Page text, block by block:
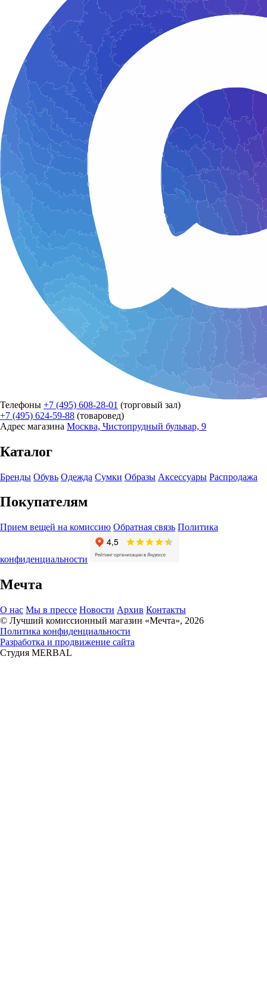
Телефоны +7 (495) 608-28-01 (торговый зал)
+7 (495) 624-59-88 (товаровед)
Адрес магазина Москва, Чистопрудный бульвар, 9
Каталог
Бренды Обувь Одежда Сумки Образы Аксессуары Распродажа
Покупателям
Прием вещей на комиссию Обратная связь Политика
конфиденциальности
Мечта
О нас Мы в прессе Новости Архив Контакты
© Лучший комиссионный магазин «Мечта», 2026
Политика конфиденциальности
Разработка и продвижение сайта
Студия MERBAL